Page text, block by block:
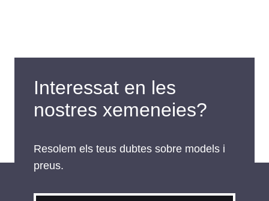
Interessat en les
nostres xemeneies?
Resolem els teus dubtes sobre models i
preus.